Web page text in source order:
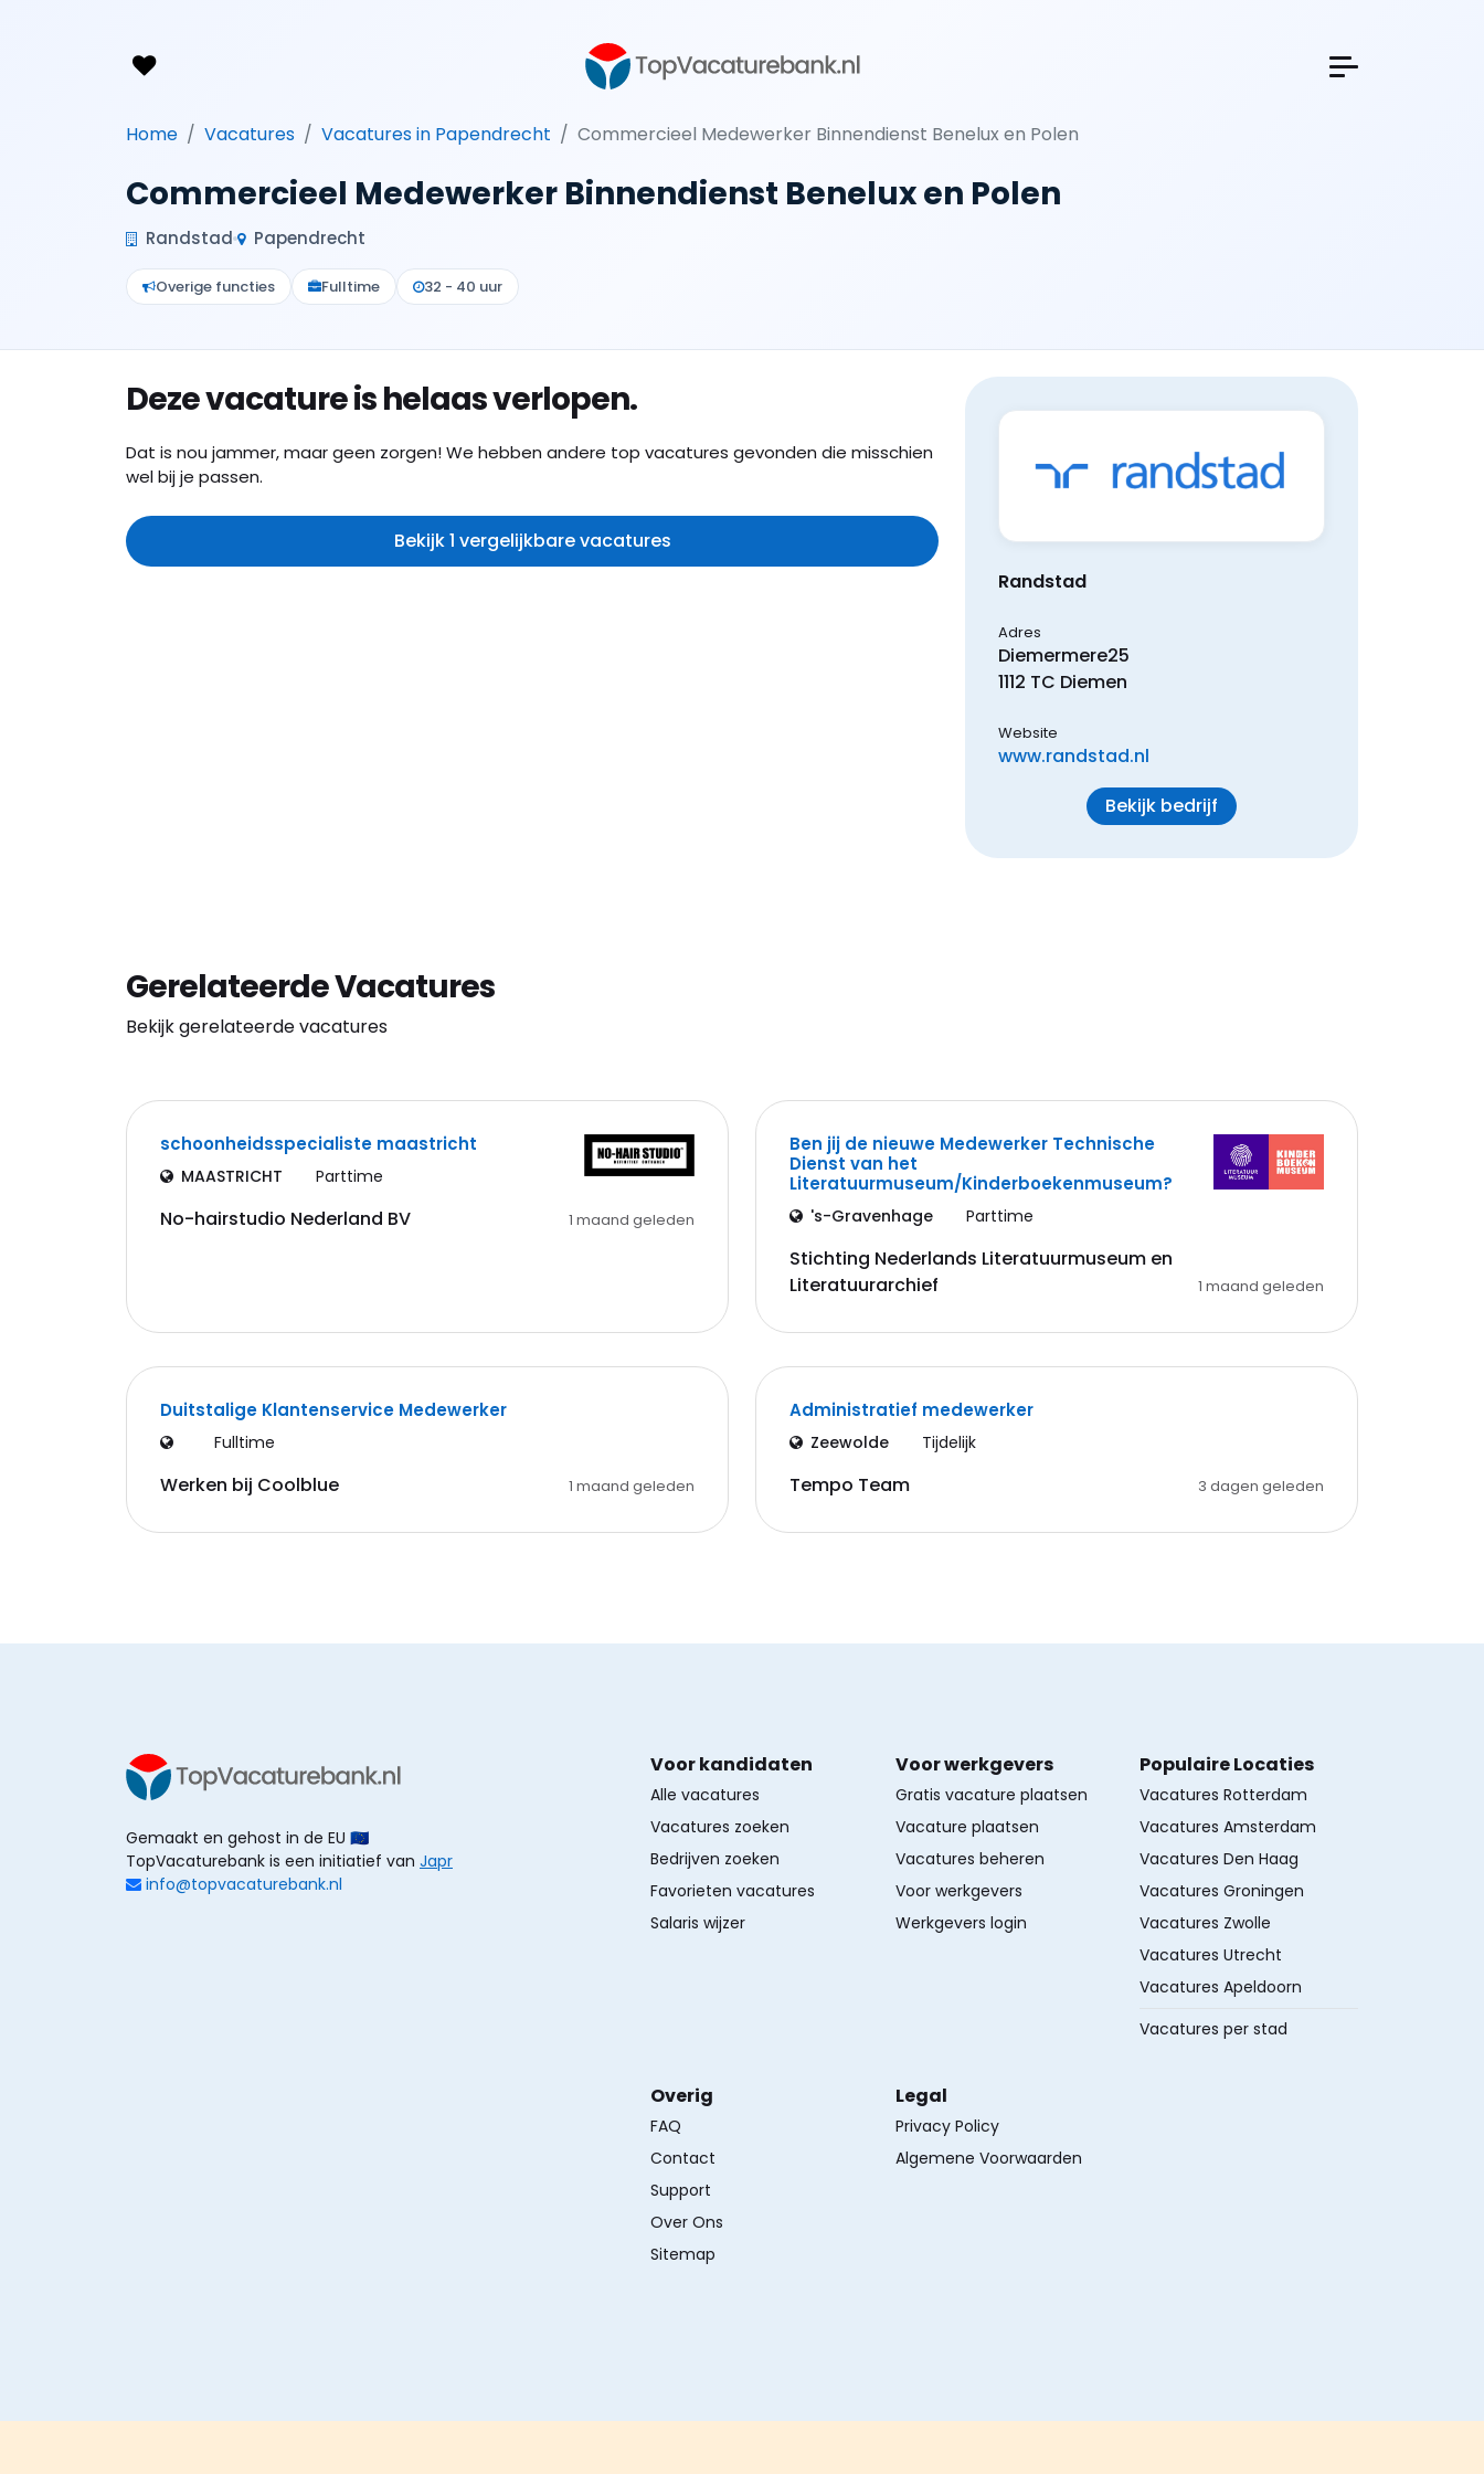
Home Vacatures Vacatures in Papendrecht Commercieel Medewerker Binnendienst Benelux en Polen
Commercieel Medewerker Binnendienst Benelux en Polen
Randstad Papendrecht
Overige functies Fulltime 32 - 40 uur
Deze vacature is helaas verlopen.
Dat is nou jammer, maar geen zorgen! We hebben andere top vacatures gevonden die misschien
wel bij je passen.
Bekijk 1 vergelijkbare vacatures
Randstad
Adres
Diemermere25
1112 TC Diemen
Website
www.randstad.nl
Bekijk bedrijf
Gerelateerde Vacatures
Bekijk gerelateerde vacatures
schoonheidsspecialiste maastricht
MAASTRICHT Parttime
No-hairstudio Nederland BV 1 maand geleden
Ben jij de nieuwe Medewerker Technische
Dienst van het
Literatuurmuseum/Kinderboekenmuseum?
's-Gravenhage Parttime
Stichting Nederlands Literatuurmuseum en
Literatuurarchief
1 maand geleden
Duitstalige Klantenservice Medewerker
Fulltime
Werken bij Coolblue 1 maand geleden
Administratief medewerker
Zeewolde Tijdelijk
Tempo Team 3 dagen geleden
Gemaakt en gehost in de EU 🇪🇺
TopVacaturebank is een initiatief van Japr
info@topvacaturebank.nl
Voor kandidaten
Alle vacatures
Vacatures zoeken
Bedrijven zoeken
Favorieten vacatures
Salaris wijzer
Voor werkgevers
Gratis vacature plaatsen
Vacature plaatsen
Vacatures beheren
Voor werkgevers
Werkgevers login
Populaire Locaties
Vacatures Rotterdam
Vacatures Amsterdam
Vacatures Den Haag
Vacatures Groningen
Vacatures Zwolle
Vacatures Utrecht
Vacatures Apeldoorn
Vacatures per stad
Overig
FAQ
Contact
Support
Over Ons
Sitemap
Legal
Privacy Policy
Algemene Voorwaarden